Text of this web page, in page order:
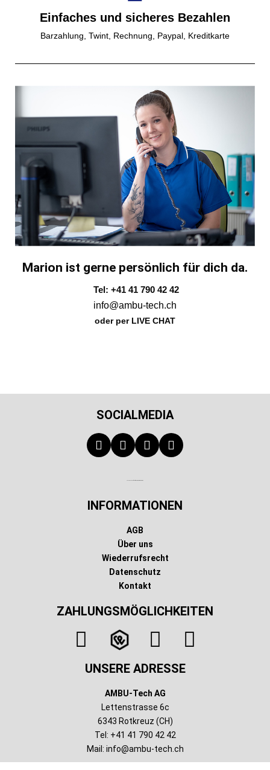
Einfaches und sicheres Bezahlen
Barzahlung, Twint, Rechnung, Paypal, Kreditkarte
Marion ist gerne persönlich für dich da.
Tel: +41 41 790 42 42
info@ambu-tech.ch
oder per LIVE CHAT
SOCIALMEDIA
INFORMATIONEN
AGB
Über uns
Wiederrufsrecht
Datenschutz
Kontakt
ZAHLUNGSMÖGLICHKEITEN
UNSERE ADRESSE
AMBU-Tech AG
Lettenstrasse 6c
6343 Rotkreuz (CH)
Tel: +41 41 790 42 42
Mail: info@ambu-tech.ch